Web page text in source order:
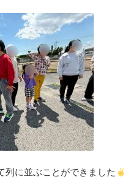
列に並ぶことができました